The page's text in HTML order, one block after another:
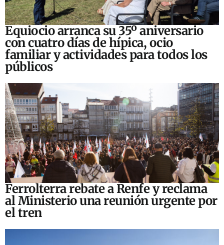
Equiocio arranca su 35º aniversario
con cuatro días de hípica, ocio
familiar y actividades para todos los
públicos
Ferrolterra rebate a Renfe y reclama
al Ministerio una reunión urgente por
el tren